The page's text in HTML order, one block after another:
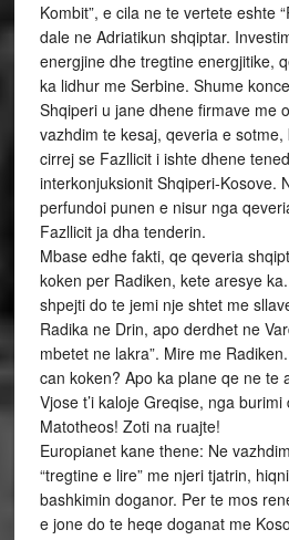
Kombit”, e cila ne te vertete eshte
dale ne Adriatikun shqiptar.
energjine dhe tregtine energjitike,
ka lidhur me Serbine. Shume
Shqiperi u jane dhene firmave me
vazhdim te kesaj, qeveria e
cirrej se Fazllicit i ishte dhene
interkonjuksionit Shqiperi-Kosove.
perfundoi punen e nisur nga
Fazllicit ja dha tenderin.
Mbase edhe fakti, qe qeveria
koken per Radiken, kete aresye
shpejti do te jemi nje shtet me
Radika ne Drin, apo derdhet ne
mbetet ne lakra”. Mire me
can koken? Apo ka plane qe ne te
Vjose t’i kaloje Greqise, nga
Matotheos! Zoti na ruajte!
Europianet kane thene: Ne
“tregtine e lire” me njeri tjatrin,
bashkimin doganor. Per te mos
e jone do te heqe doganat me